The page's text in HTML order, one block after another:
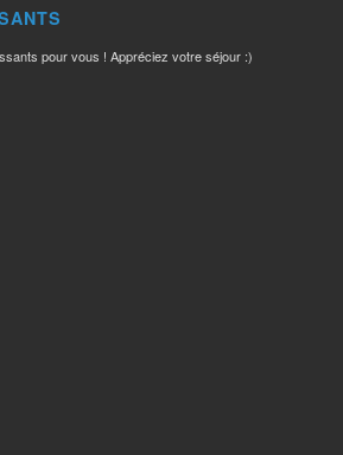
pour vous ! Appréciez votre séjour :)